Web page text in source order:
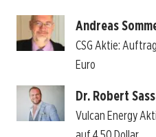
Andreas
CSG Aktie:
Euro
Dr. Robert
Vulcan Energy